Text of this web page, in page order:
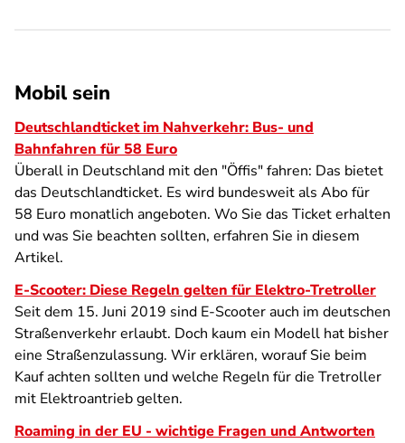
Mobil sein
Deutschlandticket im Nahverkehr: Bus- und
Bahnfahren für 58 Euro
Überall in Deutschland mit den "Öffis" fahren: Das bietet
das Deutschlandticket. Es wird bundesweit als Abo für
58 Euro monatlich angeboten. Wo Sie das Ticket erhalten
und was Sie beachten sollten, erfahren Sie in diesem
Artikel.
E-Scooter: Diese Regeln gelten für Elektro-Tretroller
Seit dem 15. Juni 2019 sind E-Scooter auch im deutschen
Straßenverkehr erlaubt. Doch kaum ein Modell hat bisher
eine Straßenzulassung. Wir erklären, worauf Sie beim
Kauf achten sollten und welche Regeln für die Tretroller
mit Elektroantrieb gelten.
Roaming in der EU - wichtige Fragen und Antworten